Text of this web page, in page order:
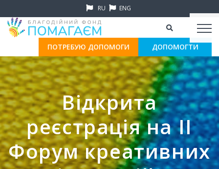
RU ENG
ПОТРЕБУЮ ДОПОМОГИ ДОПОМОГТИ
Відкрита
реєстрація на ІІ
Форум креативних